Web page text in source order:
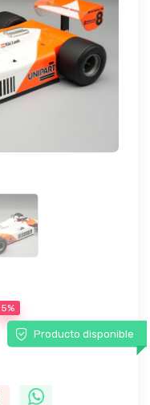
5%
Producto disponible